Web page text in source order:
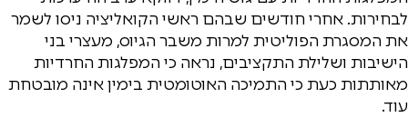
לבחירות. אחרי חודשים שבהם ראשי הקואליציה ניסו לשמר
את המסגרת הפוליטית למרות משבר הגיוס, מעצרי בני
הישיבות ושלילת התקציבים, נראה כי המפלגות החרדיות
מאותתות כעת כי התמיכה האוטומטית בימין אינה מובטחת
עוד.